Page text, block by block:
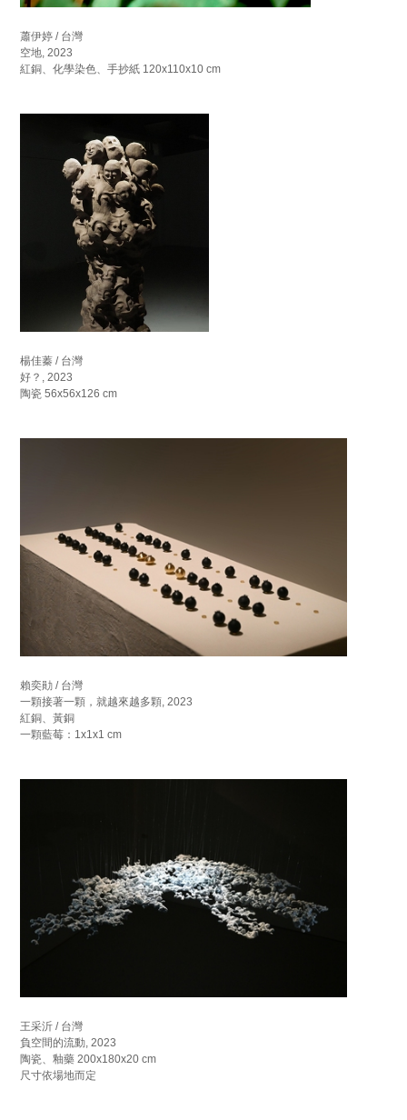
蕭伊婷 / 台灣
空地, 2023
紅銅、化學染色、手抄紙 120x110x10 cm
楊佳蓁 / 台灣
好？, 2023
陶瓷 56x56x126 cm
賴奕勛 / 台灣
一顆接著一顆，就越來越多顆, 2023
紅銅、黃銅
一顆藍莓：1x1x1 cm
王采沂 / 台灣
負空間的流動, 2023
陶瓷、釉藥 200x180x20 cm
尺寸依場地而定